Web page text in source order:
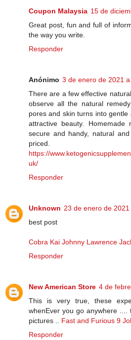
Coupon Malaysia 15 de
Great post, fun and full of
the way you write.
Responder
Anónimo 3 de enero de 2021
There are a few effective
observe all the natural
pores and skin turns into
attractive beauty. Homemade
secure and handy, natural
priced.
https://
uk/
Responder
Unknown 23 de enero de
best post
Cobra Kai Johnny Lawrence
Responder
New American Store 4 de
This is very true, these
whenEver you go anywhere
pictures .. Fast and Furious 9
Responder